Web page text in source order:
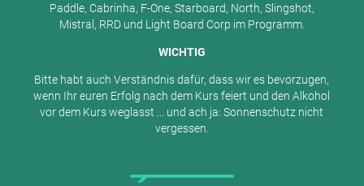
Paddle, Cabrinha, F-One, Starboard, North, Slingshot,
Mistral, RRD und Light Board Corp im Programm.
WICHTIG
Bitte habt auch Verständnis dafür, dass wir es bevorzugen,
wenn Ihr euren Erfolg nach dem Kurs feiert und den Alkohol
vor dem Kurs weglasst ... und ach ja: Sonnenschutz nicht
vergessen.